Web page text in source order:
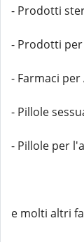
- Prodotti
- Prodotti
- Farmaci per
- Pillole
- Pillole per
e molti altri